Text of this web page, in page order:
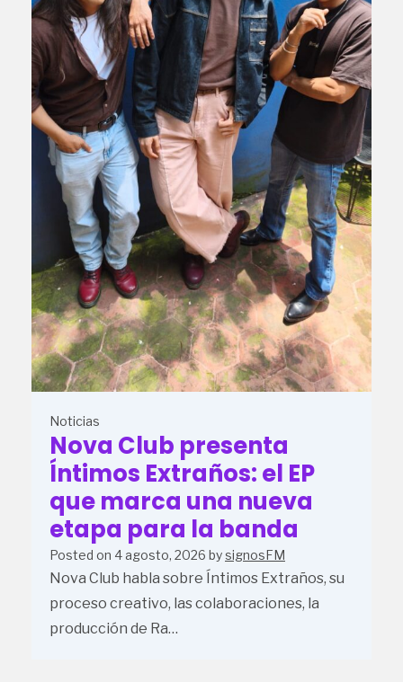
Noticias
Nova Club presenta
Íntimos Extraños: el EP
que marca una nueva
etapa para la banda
Posted on 4 agosto, 2026 bysignosFM
Nova Club habla sobre Íntimos Extraños, su
proceso creativo, las colaboraciones, la
producción de Ra…